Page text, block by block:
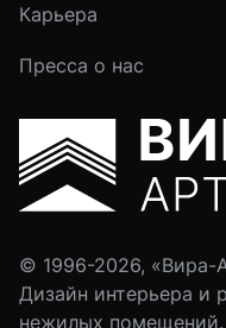
Карьера
Пресса о нас
© 1996-2026, «Вира-
Дизайн интерьера и
нежилых помещений.